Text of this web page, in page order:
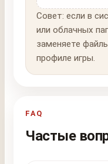
Совет: если в
или облачных
заменяете
профиле игры.
FAQ
Частые